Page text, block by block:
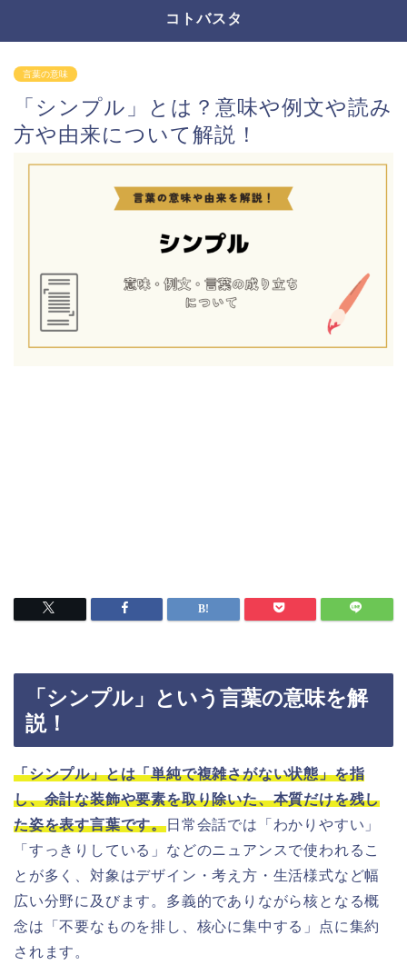
コトバスタ
言葉の意味
「シンプル」とは？意味や例文や読み
方や由来について解説！
「シンプル」という言葉の意味を解
説！
「シンプル」とは「単純で複雑さがない状態」を指
し、余計な装飾や要素を取り除いた、本質だけを残し
た姿を表す言葉です。日常会話では「わかりやすい」
「すっきりしている」などのニュアンスで使われるこ
とが多く、対象はデザイン・考え方・生活様式など幅
広い分野に及びます。多義的でありながら核となる概
念は「不要なものを排し、核心に集中する」点に集約
されます。